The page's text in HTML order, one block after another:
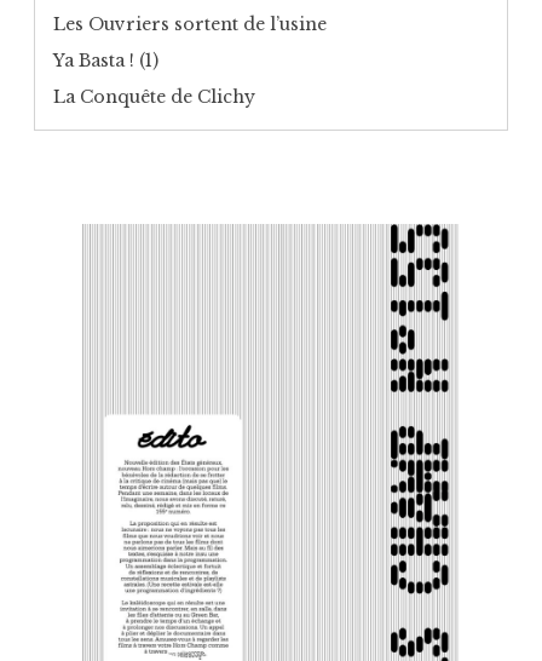
Les Ouvriers sortent de l’usine
Ya Basta ! (1)
La Conquête de Clichy